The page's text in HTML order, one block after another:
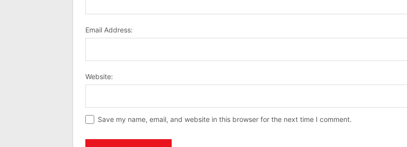
Email Address:
Website:
Save my name, email, and website in this browser for the next time I comment.